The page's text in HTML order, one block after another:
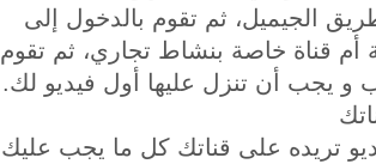
الجيميل، ثم تقوم بالدخول إلى
أم قناة خاصة بنشاط تجاري، ثم تقوم
و يجب أن تنزل عليها أول فيديو لك.
تريده على قناتك كل ما يجب عليك